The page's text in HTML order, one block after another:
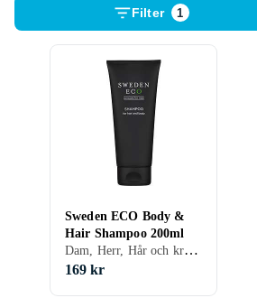
Filter 1
Sweden ECO Body &
Hair Shampoo 200ml
Dam, Herr, Hår och kroppsschampo, Gel / flytande schampo
169 kr